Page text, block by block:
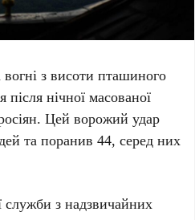
з висоти пташиного
після нічної масованої
Цей ворожий удар
та поранив44, серед них
служби з надзвичайних